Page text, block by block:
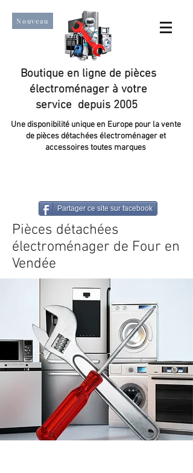
Nouveau
Boutique en ligne de pièces
électroménager à votre
service depuis 2005
Une disponibilité unique en Europe pour la vente
de pièces détachées électroménager et
accessoires toutes marques
Partager ce site sur facebook
Pièces détachées
électroménager de Four en
Vendée